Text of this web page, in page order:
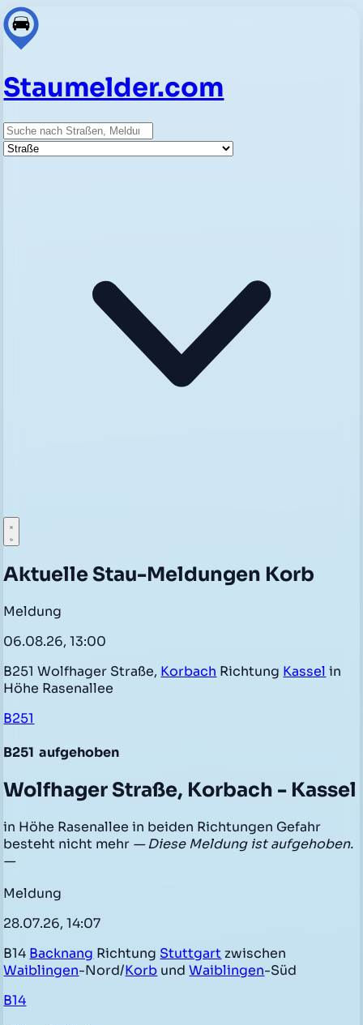
Staumelder.com
Suche
Straße
Aktuelle Stau-Meldungen Korb
Meldung
06.08.26, 13:00
B251 Wolfhager Straße, Korbach Richtung Kassel in
Höhe Rasenallee
B251
B251 aufgehoben
Wolfhager Straße, Korbach - Kassel
in Höhe Rasenallee in beiden Richtungen Gefahr
besteht nicht mehr — Diese Meldung ist aufgehoben.
—
Meldung
28.07.26, 14:07
B14 Backnang Richtung Stuttgart zwischen
Waiblingen-Nord/Korb undWaiblingen-Süd
B14